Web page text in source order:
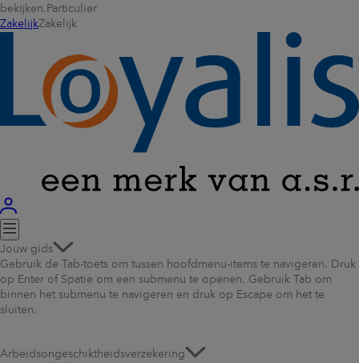
bekijken. Particulier
ZakelijkZakelijk
Jouw gids
Gebruik de Tab-toets om tussen hoofdmenu-items te navigeren. Druk
op Enter of Spatie om een submenu te openen. Gebruik Tab om
binnen het submenu te navigeren en druk op Escape om het te
sluiten.
Arbeidsongeschiktheidsverzekering